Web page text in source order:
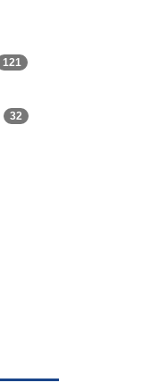
121
32